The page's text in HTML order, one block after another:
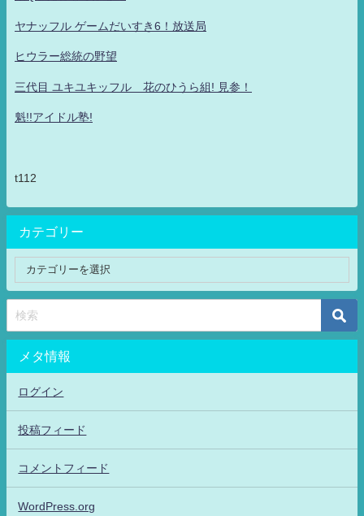
ヤナッフル ゲームだいすき6！放送局
ヒウラー総統の野望
三代目 ユキユキッフル 花のひうら組! 見参！
魁!!アイドル塾!
t112
カテゴリー
メタ情報
ログイン
投稿フィード
コメントフィード
WordPress.org